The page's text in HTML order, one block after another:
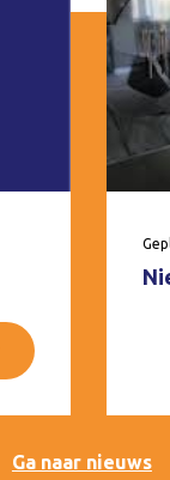
Ga naar nieuws